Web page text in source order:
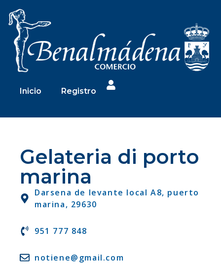
Inicio Registro
Gelateria di porto
marina
Darsena de levante local A8, puerto
marina, 29630
951 777 848
notiene@gmail.com